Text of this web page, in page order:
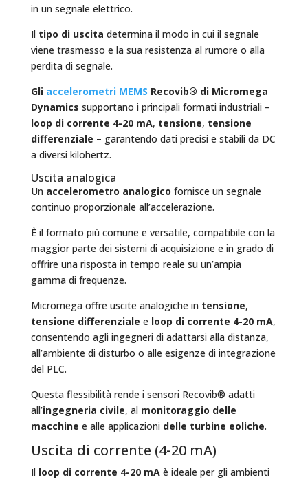
in un segnale elettrico.
Il tipo di uscita determina il modo in cui il segnale
viene trasmesso e la sua resistenza al rumore o alla
perdita di segnale.
Gli accelerometri MEMS Recovib® di Micromega
Dynamics supportano i principali formati industriali –
loop di corrente 4-20 mA, tensione, tensione
differenziale – garantendo dati precisi e stabili da DC
a diversi kilohertz.
Uscita analogica
Un accelerometro analogico fornisce un segnale
continuo proporzionale all’accelerazione.
È il formato più comune e versatile, compatibile con la
maggior parte dei sistemi di acquisizione e in grado di
offrire una risposta in tempo reale su un’ampia
gamma di frequenze.
Micromega offre uscite analogiche in tensione,
tensione differenziale e loop di corrente 4-20 mA,
consentendo agli ingegneri di adattarsi alla distanza,
all’ambiente di disturbo o alle esigenze di integrazione
del PLC.
Questa flessibilità rende i sensori Recovib® adatti
all’ingegneria civile, al monitoraggio delle
macchine e alle applicazioni delle turbine eoliche.
Uscita di corrente (4-20 mA)
Il loop di corrente 4-20 mAè ideale per gli ambienti